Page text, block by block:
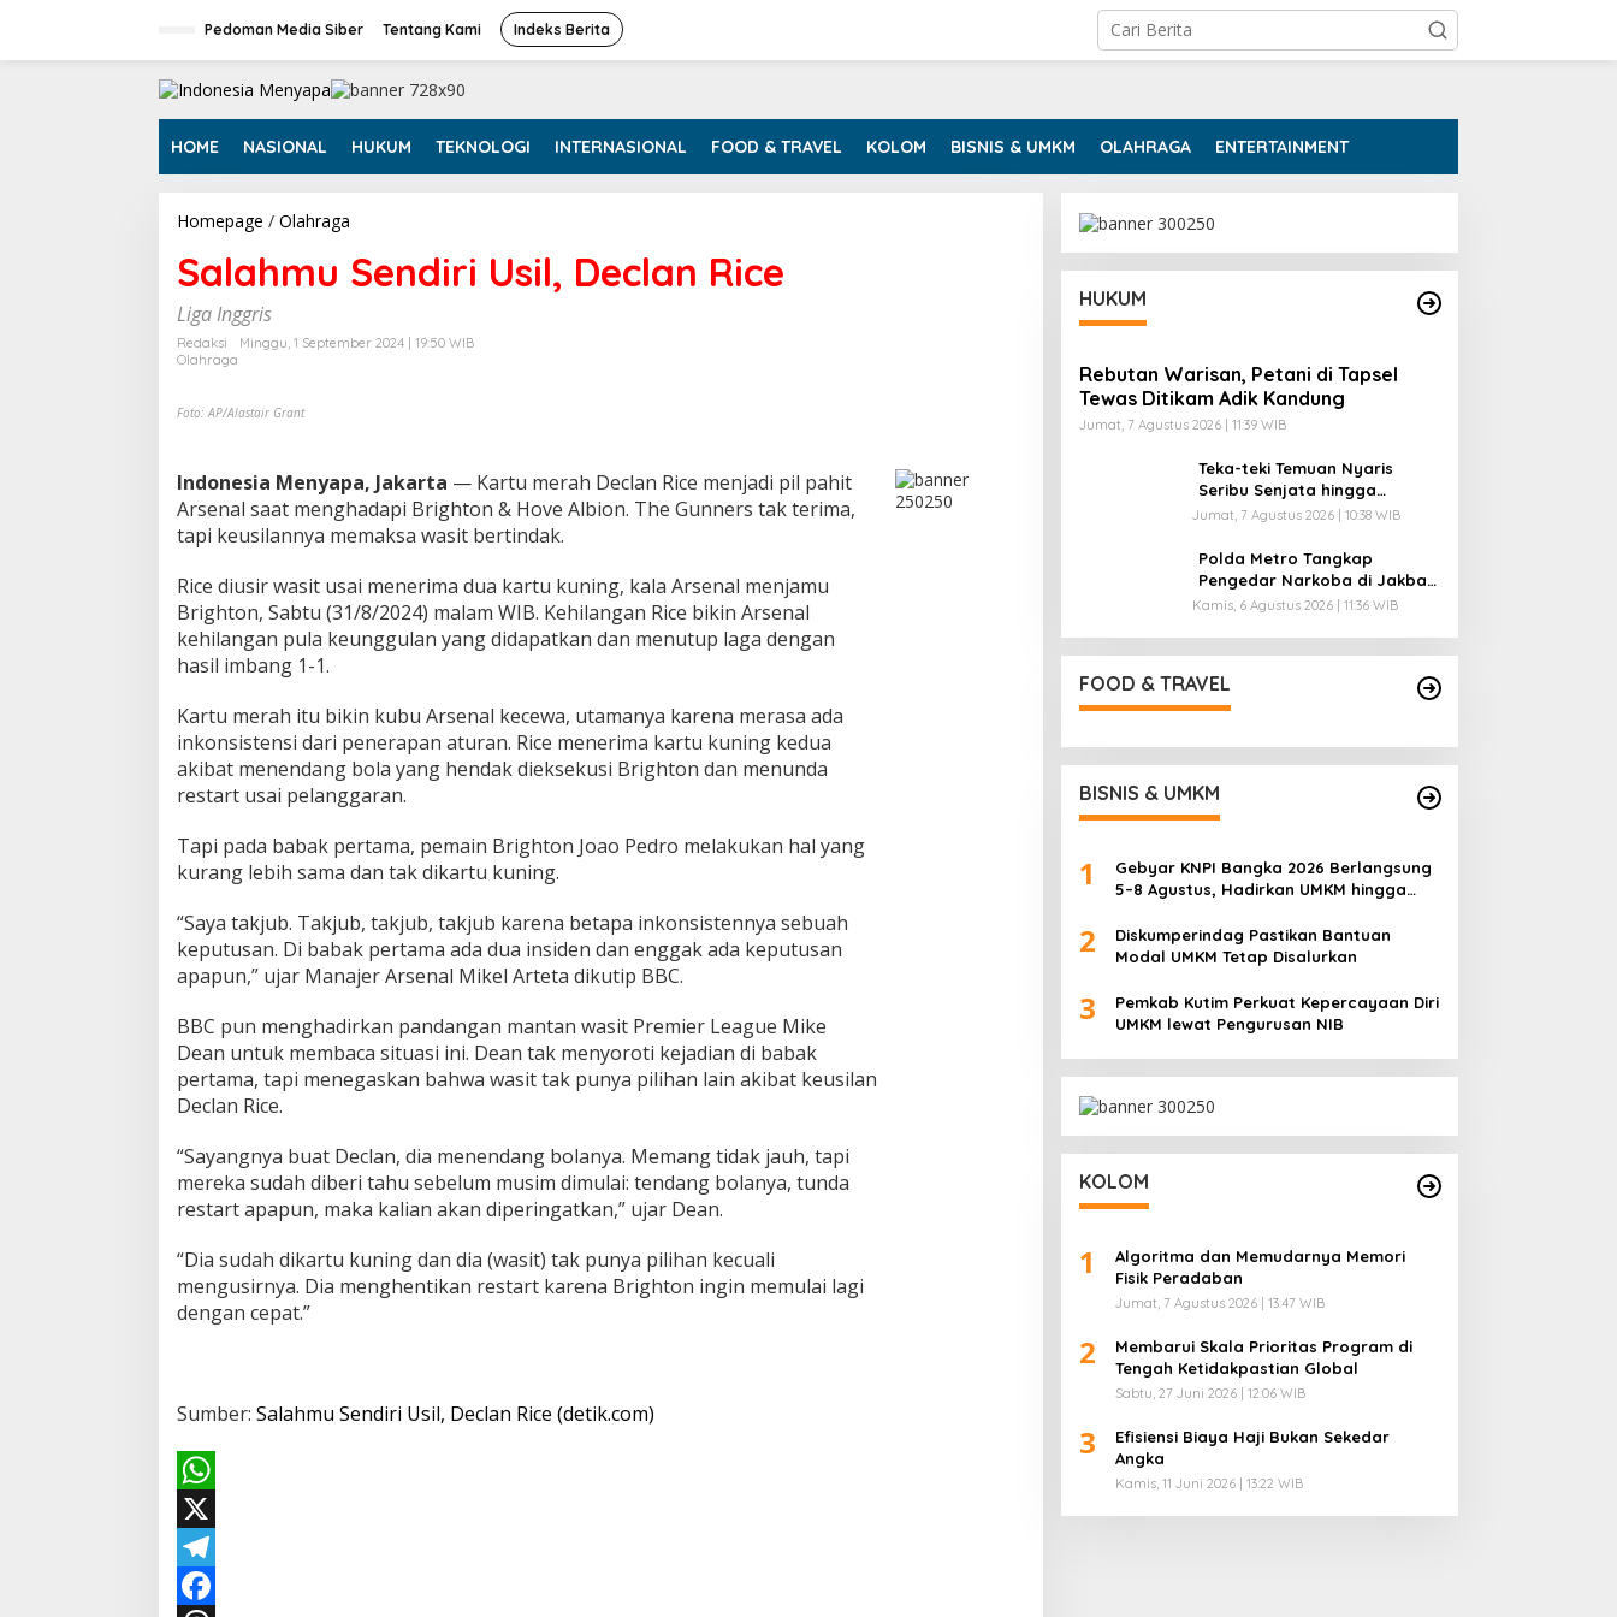
Pedoman Media Siber Tentang Kami Indeks Berita
HOME NASIONAL HUKUM TEKNOLOGI INTERNASIONAL FOOD & TRAVEL KOLOM BISNIS & UMKM OLAHRAGA ENTERTAINMENT
Homepage / Olahraga
l
a
u
r
i
s
l
D
a
n
R
c
Salahmu Sendiri Usil, Declan Rice
Liga Inggris
Redaksi
Minggu, 1 September 2024 | 19:50 WIB
Olahraga
Foto: AP/Alastair Grant
Indonesia Menyapa, Jakarta — Kartu merah Declan Rice menjadi pil pahit
Arsenal saat menghadapi Brighton & Hove Albion. The Gunners tak terima,
tapi keusilannya memaksa wasit bertindak.
Rice diusir wasit usai menerima dua kartu kuning, kala Arsenal menjamu
Brighton, Sabtu (31/8/2024) malam WIB. Kehilangan Rice bikin Arsenal
kehilangan pula keunggulan yang didapatkan dan menutup laga dengan
hasil imbang 1-1.
Kartu merah itu bikin kubu Arsenal kecewa, utamanya karena merasa ada
inkonsistensi dari penerapan aturan. Rice menerima kartu kuning kedua
akibat menendang bola yang hendak dieksekusi Brighton dan menunda
restart usai pelanggaran.
Tapi pada babak pertama, pemain Brighton Joao Pedro melakukan hal yang
kurang lebih sama dan tak dikartu kuning.
“Saya takjub. Takjub, takjub, takjub karena betapa inkonsistennya sebuah
keputusan. Di babak pertama ada dua insiden dan enggak ada keputusan
apapun,” ujar Manajer Arsenal Mikel Arteta dikutip BBC.
BBC pun menghadirkan pandangan mantan wasit Premier League Mike
Dean untuk membaca situasi ini. Dean tak menyoroti kejadian di babak
pertama, tapi menegaskan bahwa wasit tak punya pilihan lain akibat keusilan
Declan Rice.
“Sayangnya buat Declan, dia menendang bolanya. Memang tidak jauh, tapi
mereka sudah diberi tahu sebelum musim dimulai: tendang bolanya, tunda
restart apapun, maka kalian akan diperingatkan,” ujar Dean.
“Dia sudah dikartu kuning dan dia (wasit) tak punya pilihan kecuali
mengusirnya. Dia menghentikan restart karena Brighton ingin memulai lagi
dengan cepat.”
Sumber: Salahmu Sendiri Usil, Declan Rice (detik.com)
W
h
a
X
T
HUKUM
Rebutan Warisan, Petani di Tapsel
Tewas Ditikam Adik Kandung
Jumat, 7 Agustus 2026 | 11:39 WIB
Teka-teki Temuan Nyaris
Seribu Senjata hingga
Narkoba di Sekolah Jaksel
Jumat, 7 Agustus 2026 | 10:38 WIB
Polda Metro Tangkap
Pengedar Narkoba di Jakbar,
Ganja 4 Kg Disita
Kamis, 6 Agustus 2026 | 11:36 WIB
FOOD & TRAVEL
BISNIS & UMKM
1
Gebyar KNPI Bangka 2026 Berlangsung
5–8 Agustus, Hadirkan UMKM hingga
2
Diskumperindag Pastikan Bantuan
Modal UMKM Tetap Disalurkan
3
Pemkab Kutim Perkuat Kepercayaan Diri
UMKM lewat Pengurusan NIB
KOLOM
1
Algoritma dan Memudarnya Memori
Fisik Peradaban
Jumat, 7 Agustus 2026 | 13:47 WIB
2
Membarui Skala Prioritas Program di
Tengah Ketidakpastian Global
Sabtu, 27 Juni 2026 | 12:06 WIB
3
Efisiensi Biaya Haji Bukan Sekedar
Angka
Kamis, 11 Juni 2026 | 13:22 WIB